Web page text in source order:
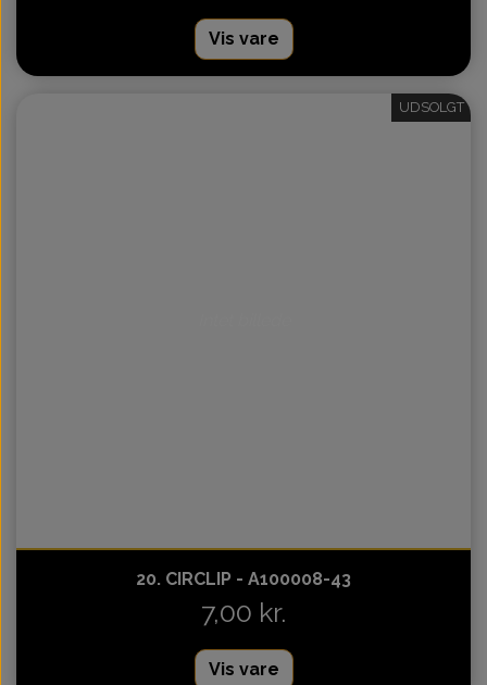
Vis vare
UDSOLGT
20. CIRCLIP - A100008-43
7,00 kr.
Vis vare